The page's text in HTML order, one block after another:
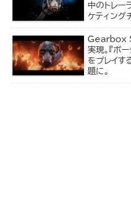
中のトレー
ケティング
Gearbox
実現。『ボ
をプレイす
題に。